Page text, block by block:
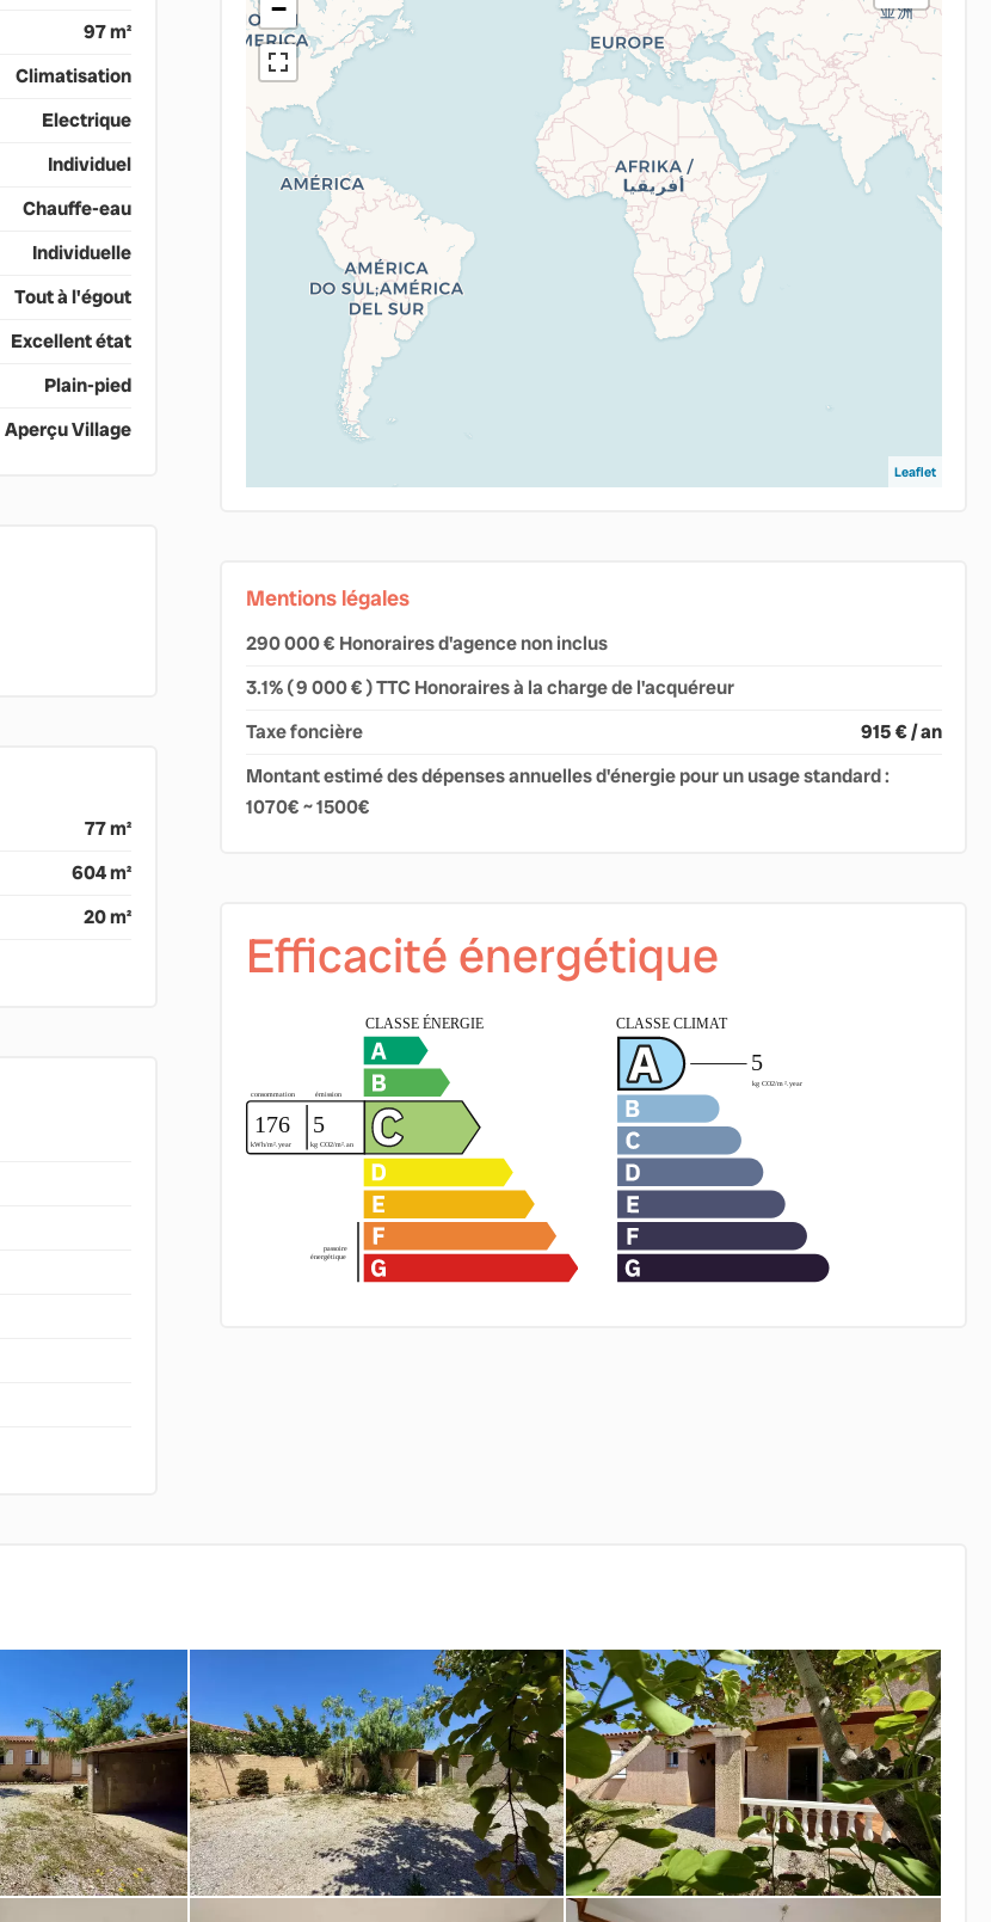
97 m²
Climatisation
Electrique
Individuel
Chauffe-eau
Individuelle
Tout à l'égout
Excellent état
Plain-pied
Aperçu Village
77 m²
604 m²
20 m²
−
Leaflet
Mentions légales
290 000 € Honoraires d'agence non inclus
3.1% ( 9 000 € ) TTC Honoraires à la charge de l'acquéreur
Taxe foncière
915 € / an
Montant estimé des dépenses annuelles d'énergie pour un usage standard :
1070€ ~ 1500€
Efficacité énergétique